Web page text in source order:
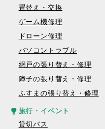
畳替え・交換
ゲーム機修理
ドローン修理
パソコントラブル
網戸の張り替え・修理
障子の張り替え・修理
ふすまの張り替え・修理
旅行・イベント
貸切バス